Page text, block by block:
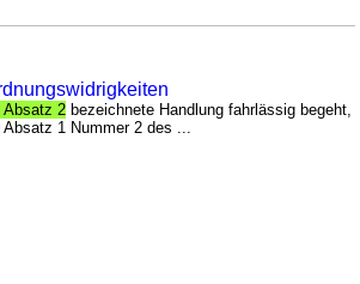
Absatz 2 bezeichnete Handlung fahrlässig begeht,
1 Nummer 2 des ...